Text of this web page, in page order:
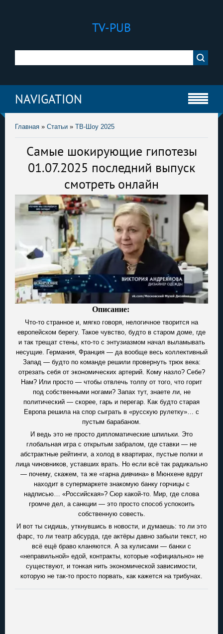
TV-PUB
NAVIGATION
Главная » Статьи » ТВ-Шоу 2025
Самые шокирующие гипотезы
01.07.2025 последний выпуск
смотреть онлайн
Описание:
Что-то странное и, мягко говоря, нелогичное творится на
европейском берегу. Такое чувство, будто в старом доме, где
и так трещат стены, кто-то с энтузиазмом начал выламывать
несущие. Германия, Франция — да вообще весь коллективный
Запад — будто по команде решили провернуть трюк века:
отрезать себя от экономических артерий. Кому назло? Себе?
Нам? Или просто — чтобы отвлечь толпу от того, что горит
под собственными ногами? Запах тут, знаете ли, не
политический — скорее, гарь и перегар. Как будто старая
Европа решила на спор сыграть в «русскую рулетку»… с
пустым барабаном.
И ведь это не просто дипломатические шпильки. Это
глобальная игра с открытым забралом, где ставки — не
абстрактные рейтинги, а холод в квартирах, пустые полки и
лица чиновников, уставших врать. Но если всё так радикально
— почему, скажем, та же «гарна дивчина» в Мюнхене вдруг
находит в супермаркете знакомую банку горчицы с
надписью… «Российская»? Сюр какой-то. Мир, где слова
громче дел, а санкции — это просто способ успокоить
собственную совесть.
И вот ты сидишь, уткнувшись в новости, и думаешь: то ли это
фарс, то ли театр абсурда, где актёры давно забыли текст, но
всё ещё браво кланяются. А за кулисами — банки с
«неправильной» едой, контракты, которые «официально» не
существуют, и тонкая нить экономической зависимости,
которую не так-то просто порвать, как кажется на трибунах.